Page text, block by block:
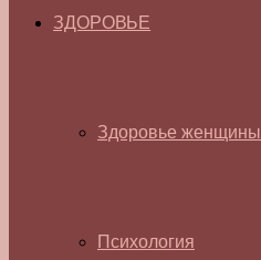
ЗДОРОВЬЕ
Здоровье женщины
Психология